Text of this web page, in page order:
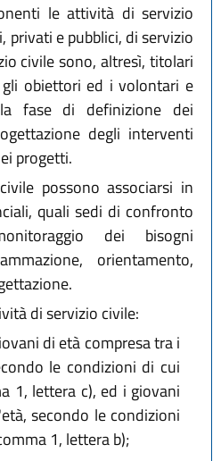
le attività di servizio
privati e pubblici, di servizio
civile sono, altresì, titolari
obiettori ed i volontari e
fase di definizione dei
degli interventi
progetti.
possono associarsi in
quali sedi di confronto
dei bisogni
orientamento,
di servizio civile:
di età compresa tra i
le condizioni di cui
1, lettera c), ed i giovani
secondo le condizioni
1, lettera b);